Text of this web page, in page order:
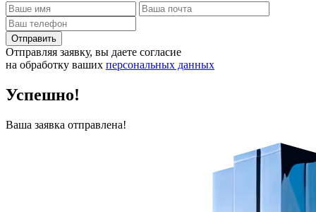
Отправить
Отправляя заявку, вы даете согласие
на обработку ваших персональных данных
Успешно!
Ваша заявка отправлена!